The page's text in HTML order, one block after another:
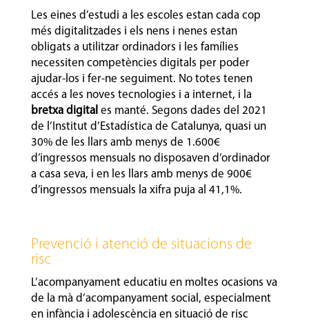
Les eines d’estudi a les escoles estan cada cop
més digitalitzades i els nens i nenes estan
obligats a utilitzar ordinadors i les famílies
necessiten competències digitals per poder
ajudar-los i fer-ne seguiment. No totes tenen
accés a les noves tecnologies i a internet, i la
bretxa digital es manté. Segons dades del 2021
de l’Institut d’Estadística de Catalunya, quasi un
30% de les llars amb menys de 1.600€
d’ingressos mensuals no disposaven d’ordinador
a casa seva, i en les llars amb menys de 900€
d’ingressos mensuals la xifra puja al 41,1%.
Prevenció i atenció de situacions de
risc
L’acompanyament educatiu en moltes ocasions va
de la mà d’acompanyament social, especialment
en infància i adolescència en situació de risc